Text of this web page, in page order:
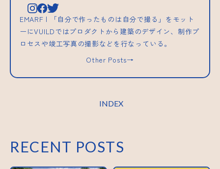
EMARF | 「自分で作ったものは自分で撮る」をモット
ーにVUILDではプロダクトから建築のデザイン、制作プ
ロセスや竣工写真の撮影などを行なっている。
Other Posts→
INDEX
RECENT POSTS